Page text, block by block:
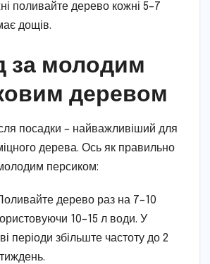
поливайте дерево кожні 5–7
дощів.
за молодим
деревом
посадки – найважливіший для
дерева. Ось як правильно
персиком:
дерево раз на 7–10
10–15 л води. У
періоди збільште частоту до 2